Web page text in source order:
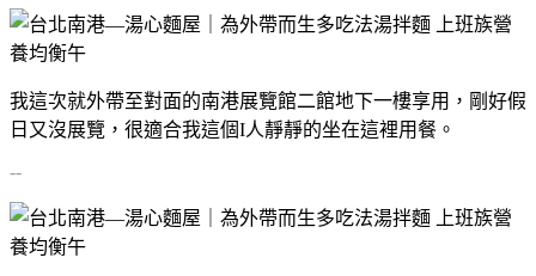
我這次就外帶至對面的南港展覽館二館地下一樓享用，剛好假
日又沒展覽，很適合我這個I人靜靜的坐在這裡用餐。
--